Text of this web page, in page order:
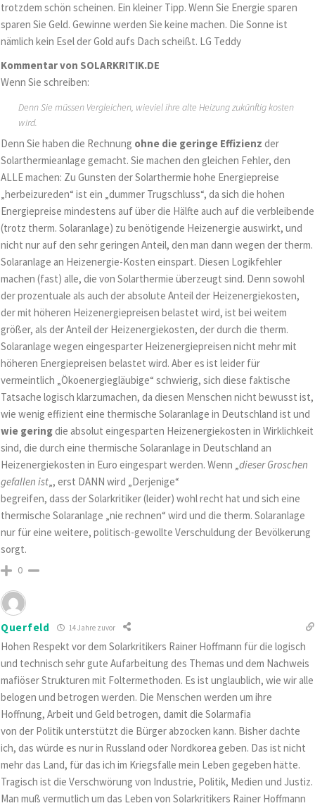
trotzdem schön scheinen. Ein kleiner Tipp. Wenn Sie Energie sparen
sparen Sie Geld. Gewinne werden Sie keine machen. Die Sonne ist
nämlich kein Esel der Gold aufs Dach scheißt. LG Teddy
Kommentar von SOLARKRITIK.DE
Wenn Sie schreiben:
Denn Sie müssen Vergleichen, wieviel ihre alte Heizung zukünftig kosten
wird.
Denn Sie haben die Rechnung ohne die geringe Effizienz der
Solarthermieanlage gemacht. Sie machen den gleichen Fehler, den
ALLE machen: Zu Gunsten der Solarthermie hohe Energiepreise
„herbeizureden“ ist ein „dummer Trugschluss“, da sich die hohen
Energiepreise mindestens auf über die Hälfte auch auf die verbleibende
(trotz therm. Solaranlage) zu benötigende Heizenergie auswirkt, und
nicht nur auf den sehr geringen Anteil, den man dann wegen der therm.
Solaranlage an Heizenergie-Kosten einspart. Diesen Logikfehler
machen (fast) alle, die von Solarthermie überzeugt sind. Denn sowohl
der prozentuale als auch der absolute Anteil der Heizenergiekosten,
der mit höheren Heizenergiepreisen belastet wird, ist bei weitem
größer, als der Anteil der Heizenergiekosten, der durch die therm.
Solaranlage wegen eingesparter Heizenergiepreisen nicht mehr mit
höheren Energiepreisen belastet wird. Aber es ist leider für
vermeintlich „Ökoenergiegläubige“ schwierig, sich diese faktische
Tatsache logisch klarzumachen, da diesen Menschen nicht bewusst ist,
wie wenig effizient eine thermische Solaranlage in Deutschland ist und
wie geringdie absolut eingesparten Heizenergiekosten in Wirklichkeit
sind, die durch eine thermische Solaranlage in Deutschland an
Heizenergiekosten in Euro eingespart werden. Wenn „dieser Groschen
gefallen ist„, erst DANN wird „Derjenige“
begreifen, dass der Solarkritiker (leider) wohl recht hat und sich eine
thermische Solaranlage „nie rechnen“ wird und die therm. Solaranlage
nur für eine weitere, politisch-gewollte Verschuldung der Bevölkerung
sorgt.
0
Querfeld 14 Jahre zuvor
Hohen Respekt vor dem Solarkritikers Rainer Hoffmann für die logisch
und technisch sehr gute Aufarbeitung des Themas und dem Nachweis
mafiöser Strukturen mit Foltermethoden. Es ist unglaublich, wie wir alle
belogen und betrogen werden. Die Menschen werden um ihre
Hoffnung, Arbeit und Geld betrogen, damit die Solarmafia
von der Politik unterstützt die Bürger abzocken kann. Bisher dachte
ich, das würde es nur in Russland oder Nordkorea geben. Das ist nicht
mehr das Land, für das ich im Kriegsfalle mein Leben gegeben hätte.
Tragisch ist die Verschwörung von Industrie, Politik, Medien und Justiz.
Man muß vermutlich um das Leben von Solarkritikers Rainer Hoffmann